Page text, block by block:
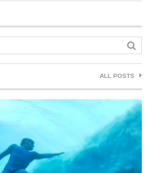
ALL POSTS